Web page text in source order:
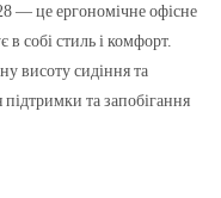
— це ергономічне офісне
собі стиль і комфорт.
висоту сидіння та
та запобігання